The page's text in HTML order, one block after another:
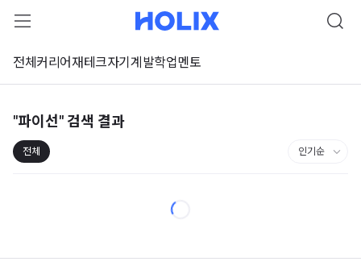
전체 커리어재테크자기계발학업멘토
"파이선" 검색 결과
전체